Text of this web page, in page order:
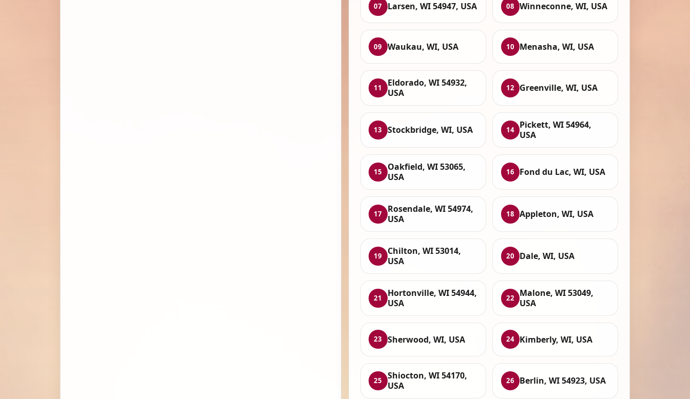
07 Larsen, WI 54947, USA 08 Winneconne, WI, USA
09 Waukau, WI, USA 10 Menasha, WI, USA
11
Eldorado, WI 54932,
USA
12 Greenville, WI, USA
13 Stockbridge, WI, USA 14
Pickett, WI 54964,
USA
15
Oakfield, WI 53065,
USA
16 Fond du Lac, WI, USA
17
Rosendale, WI 54974,
USA
18 Appleton, WI, USA
19
Chilton, WI 53014,
USA
20 Dale, WI, USA
21
Hortonville, WI 54944,
USA
22
Malone, WI 53049,
USA
23 Sherwood, WI, USA 24 Kimberly, WI, USA
25
Shiocton, WI 54170,
USA
26 Berlin, WI 54923, USA